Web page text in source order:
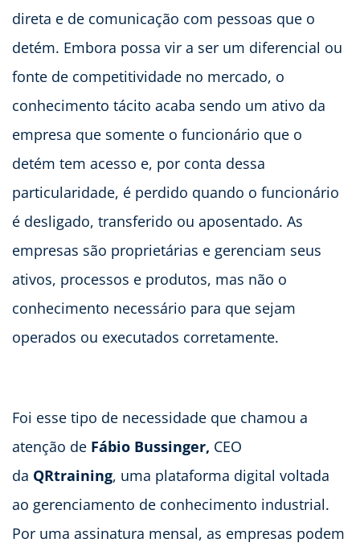
direta e de comunicação com pessoas que o
detém. Embora possa vir a ser um diferencial ou
fonte de competitividade no mercado, o
conhecimento tácito acaba sendo um ativo da
empresa que somente o funcionário que o
detém tem acesso e, por conta dessa
particularidade, é perdido quando o funcionário
é desligado, transferido ou aposentado. As
empresas são proprietárias e gerenciam seus
ativos, processos e produtos, mas não o
conhecimento necessário para que sejam
operados ou executados corretamente.
Foi esse tipo de necessidade que chamou a
atenção de Fábio Bussinger, CEO
da QRtraining, uma plataforma digital voltada
ao gerenciamento de conhecimento industrial.
Por uma assinatura mensal, as empresas podem